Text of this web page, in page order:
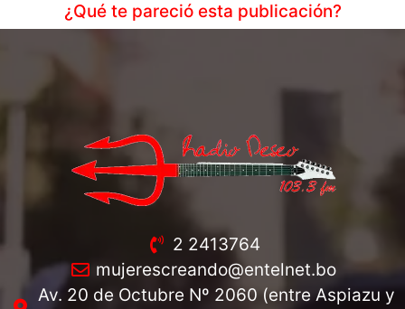
¿Qué te pareció esta publicación?
2 2413764
mujerescreando@entelnet.bo
Av. 20 de Octubre Nº 2060 (entre Aspiazu y